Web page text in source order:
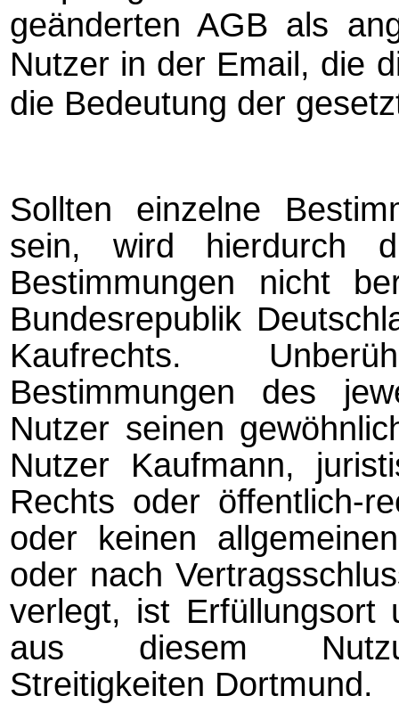
geänderten AGB als
Nutzer in der Email, die
die Bedeutung der
Sollten einzelne
sein, wird hierdurch
Bestimmungen nicht
Bundesrepublik
Kaufrechts.
Bestimmungen des
Nutzer seinen
Nutzer Kaufmann,
Rechts oder öffentlich-
oder keinen
oder nach
verlegt, ist Erfüllungsort
aus die­sem
Streitigkeiten Dortmund.